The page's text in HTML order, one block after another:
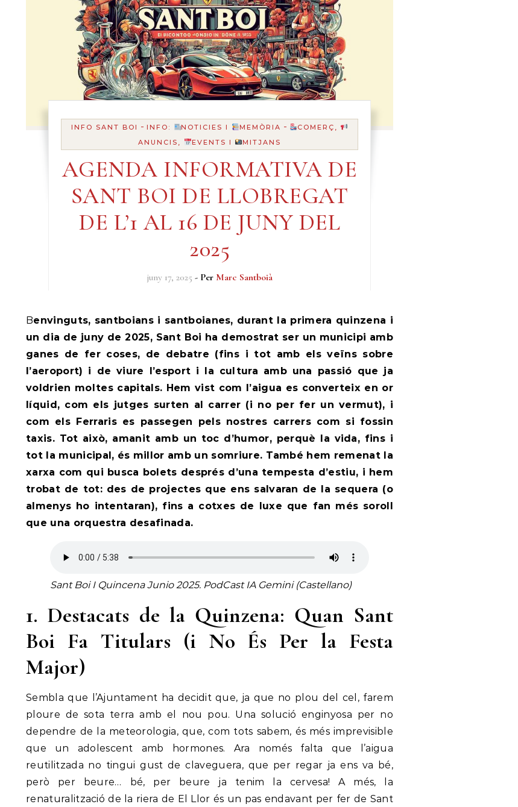
INFO SANT BOI - INFO: NOTICIES I MEMÒRIA -
COMERÇ,
ANUNCIS,
EVENTS I MITJANS
AGENDA INFORMATIVA DE
SANT BOI DE LLOBREGAT
DE L’1 AL 16 DE JUNY DEL
2025
juny 17, 2025 - Per Marc Santboià
Benvinguts, santboians i santboianes, durant la primera quinzena i
un dia de juny de 2025, Sant Boi ha demostrat ser un municipi amb
ganes de fer coses, de debatre (fins i tot amb els veïns sobre
l’aeroport) i de viure l’esport i la cultura amb una passió que ja
voldrien moltes capitals. Hem vist com l’aigua es converteix en or
líquid, com els jutges surten al carrer (i no per fer un vermut), i
com els Ferraris es passegen pels nostres carrers com si fossin
taxis. Tot això, amanit amb un toc d’humor, perquè la vida, fins i
tot la municipal, és millor amb un somriure. També hem remenat la
xarxa com qui busca bolets després d’una tempesta d’estiu, i hem
trobat de tot: des de projectes que ens salvaran de la sequera (o
almenys ho intentaran), fins a cotxes de luxe que fan més soroll
que una orquestra desafinada.
Sant Boi I Quincena Junio 2025. PodCast IA Gemini (Castellano)
1. Destacats de la Quinzena: Quan Sant
Boi Fa Titulars (i No És Per la Festa
Major)
Sembla que l’Ajuntament ha decidit que, ja que no plou del cel, farem
ploure de sota terra amb el nou pou. Una solució enginyosa per no
dependre de la meteorologia, que, com tots sabem, és més imprevisible
que un adolescent amb hormones. Ara només falta que l’aigua
reutilitzada no tingui gust de claveguera, que per regar ja ens va bé,
però per beure… bé, per beure ja tenim la cervesa! A més, la
renaturalització de la riera de El Llor és un pas endavant per fer de Sant